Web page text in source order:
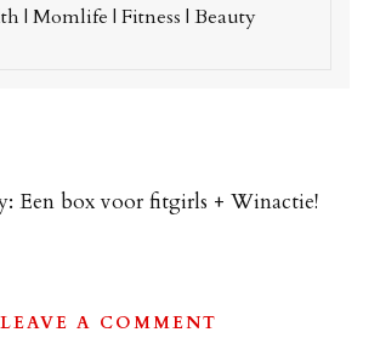
| Momlife | Fitness | Beauty
Een box voor fitgirls + Winactie!
LEAVE A COMMENT